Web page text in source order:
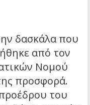
δασκάλα που
από τον
Νομού
προσφορά.
του